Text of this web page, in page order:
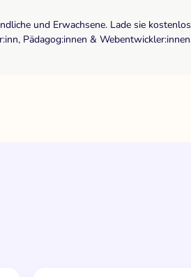
und Erwachsene. Lade sie
Pädagog:innen &